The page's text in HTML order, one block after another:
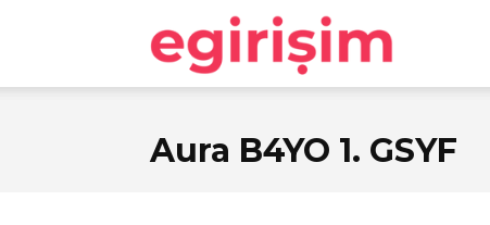
egirişim
Aura B4YO 1. GSYF